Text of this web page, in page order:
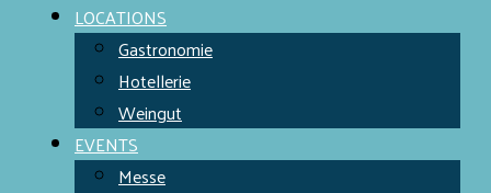
LOCATIONS
Gastronomie
Hotellerie
Weingut
EVENTS
Messe